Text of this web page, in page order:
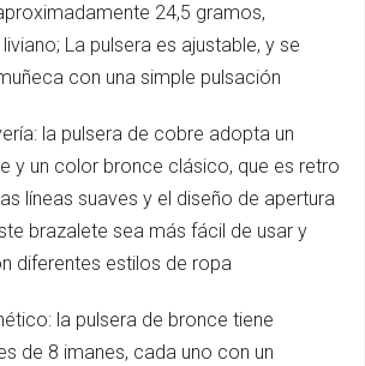
24,5 gramos,
La pulsera es ajustable, y se
con una simple pulsación
la pulsera de cobre adopta un
y un color bronce clásico, que es retro
líneas suaves y el diseño de apertura
brazalete sea más fácil de usar y
diferentes estilos de ropa
la pulsera de bronce tiene
de 8 imanes, cada uno con un